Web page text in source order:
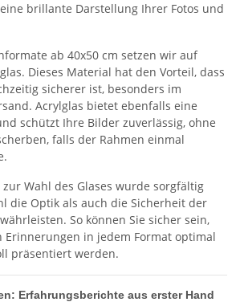
brillante Darstellung Ihrer Fotos und
ab 40x50 cm setzen wir auf
Dieses Material hat den Vorteil, dass
sicherer ist, besonders im
Acrylglas bietet ebenfalls eine
schützt Ihre Bilder zuverlässig, ohne
falls der Rahmen einmal
Wahl des Glases wurde sorgfältig
die Optik als auch die Sicherheit der
So können Sie sicher sein,
Erinnerungen in jedem Format optimal
präsentiert werden.
Erfahrungsberichte aus erster Hand